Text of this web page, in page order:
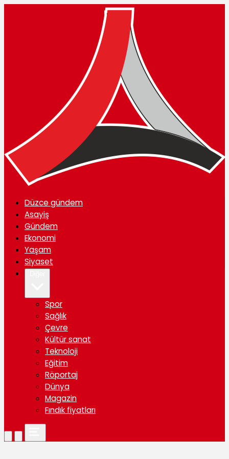
Düzce gündem
Asayiş
Gündem
Ekonomi
Yaşam
Siyaset
Spor
Sağlık
Çevre
Kültür sanat
Teknoloji
Eğitim
Röportaj
Dünya
Magazin
Fındık fiyatları